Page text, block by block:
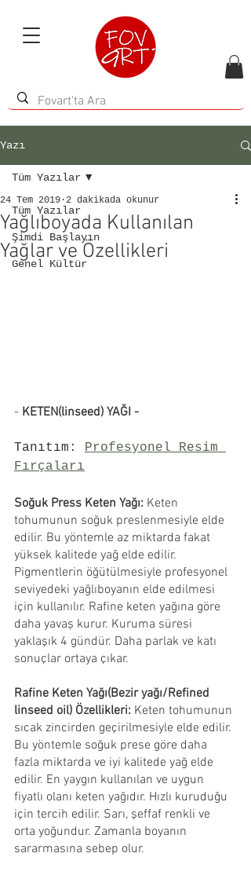
Yazı
Tüm Yazılar
Şimdi Başlayın
Genel Kültür
Tüm Yazılar
Yağlıboyada Kullanılan
Yağlar ve Özellikleri
24 Tem 2019 2 dakikada okunur
- KETEN(linseed) YAĞI -
Tanıtım: Profesyonel Resim
Fırçaları
Soğuk Press Keten Yağı: Keten
tohumunun soğuk preslenmesiyle elde
edilir. Bu yöntemle az miktarda fakat
yüksek kalitede yağ elde edilir.
Pigmentlerin öğütülmesiyle profesyonel
seviyedeki yağlıboyanın elde edilmesi
için kullanılır. Rafine keten yağına göre
daha yavaş kurur. Kuruma süresi
yaklaşık 4 gündür. Daha parlak ve katı
sonuçlar ortaya çıkar.
Rafine Keten Yağı(Bezir yağı/Refined
linseed oil) Özellikleri: Keten tohumunun
sıcak zincirden geçirilmesiyle elde edilir.
Bu yöntemle soğuk prese göre daha
fazla miktarda ve iyi kalitede yağ elde
edilir. En yaygın kullanılan ve uygun
fiyatlı olanı keten yağıdır. Hızlı kuruduğu
için tercih edilir. Sarı, şeffaf renkli ve
orta yoğundur. Zamanla boyanın
sararmasına sebep olur.